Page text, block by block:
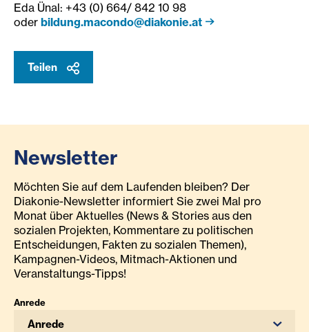
Eda Ünal: +43 (0) 664/ 842 10 98
oder bildung.macondo@diakonie.at
Teilen
Newsletter
Möchten Sie auf dem Laufenden bleiben? Der
Diakonie-Newsletter informiert Sie zwei Mal pro
Monat über Aktuelles (News & Stories aus den
sozialen Projekten, Kommentare zu politischen
Entscheidungen, Fakten zu sozialen Themen),
Kampagnen-Videos, Mitmach-Aktionen und
Veranstaltungs-Tipps!
Anrede
Anrede